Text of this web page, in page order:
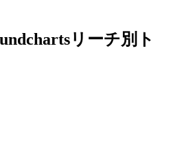
リーチ別ト